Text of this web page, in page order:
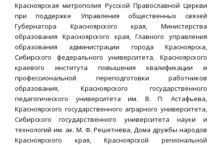
Красноярская митрополия Русской Православной Церкви
при поддержке Управления общественных связей
Губернатора Красноярского края, Министерства
образования Красноярского края, Главного управления
образования администрации города Красноярска,
Сибирского федерального университета, Красноярского
краевого института повышения квалификации и
профессиональной переподготовки работников
образования, Красноярского государственного
педагогического университета им. В. П. Астафьева,
Красноярского государственного аграрного университета,
Сибирского государственного университета науки и
технологий им. ак. М. Ф. Решетнёва, Дома дружбы народов
Красноярского края, Красноярской региональной